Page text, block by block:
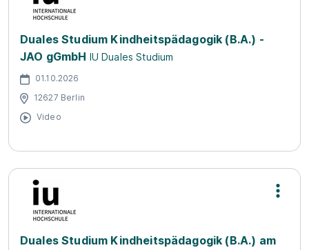
Duales Studium Kindheitspädagogik (B.A.) -
JAO gGmbH IU Duales Studium
01.10.2026
12627 Berlin
Video
Duales Studium Kindheitspädagogik (B.A.) am